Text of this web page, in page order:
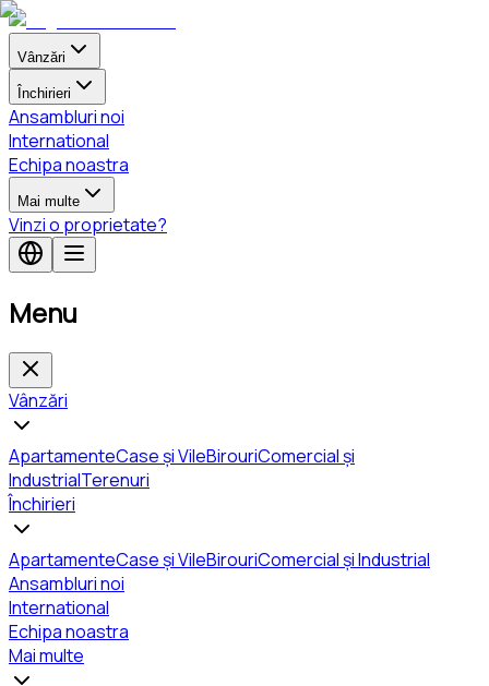
Vânzări
Închirieri
Ansambluri noi
International
Echipa noastra
Mai multe
Vinzi o proprietate?
Menu
Vânzări
ApartamenteCase și VileBirouriComercial și
IndustrialTerenuri
Închirieri
ApartamenteCase și VileBirouriComercial și Industrial
Ansambluri noi
International
Echipa noastra
Mai multe